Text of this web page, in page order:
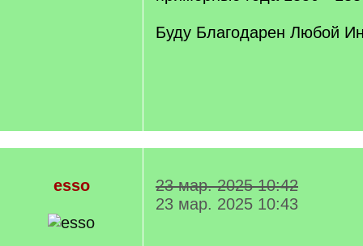
Буду Благодарен Любой
esso
23 мар. 2025 10:42
23 мар. 2025 10:43